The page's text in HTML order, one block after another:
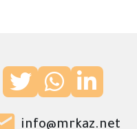
info@mrkaz.net